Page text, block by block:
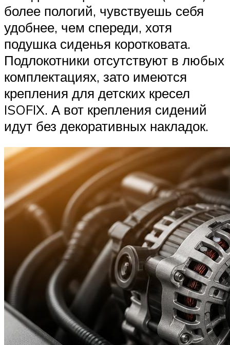
более пологий, чувствуешь себя
удобнее, чем спереди, хотя
подушка сиденья коротковата.
Подлокотники отсутствуют в любых
комплектациях, зато имеются
крепления для детских кресел
ISOFIX. А вот крепления сидений
идут без декоративных накладок.